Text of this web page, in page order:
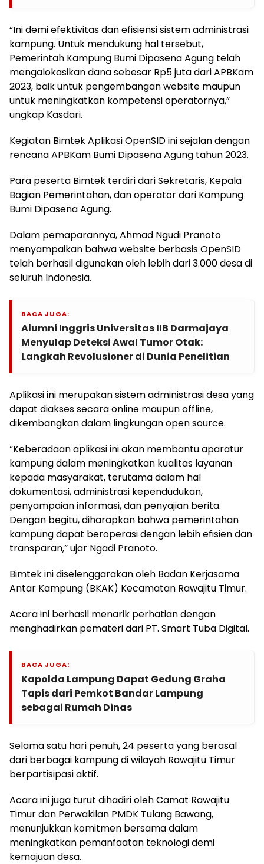
“Ini demi efektivitas dan efisiensi sistem administrasi
kampung. Untuk mendukung hal tersebut,
Pemerintah Kampung Bumi Dipasena Agung telah
mengalokasikan dana sebesar Rp5 juta dari APBKam
2023, baik untuk pengembangan website maupun
untuk meningkatkan kompetensi operatornya,”
ungkap Kasdari.
Kegiatan Bimtek Aplikasi OpenSID ini sejalan dengan
rencana APBKam Bumi Dipasena Agung tahun 2023.
Para peserta Bimtek terdiri dari Sekretaris, Kepala
Bagian Pemerintahan, dan operator dari Kampung
Bumi Dipasena Agung.
Dalam pemaparannya, Ahmad Ngudi Pranoto
menyampaikan bahwa website berbasis OpenSID
telah berhasil digunakan oleh lebih dari 3.000 desa di
seluruh Indonesia.
BACA JUGA:
Alumni Inggris Universitas IIB Darmajaya
Menyulap Deteksi Awal Tumor Otak:
Langkah Revolusioner di Dunia Penelitian
Aplikasi ini merupakan sistem administrasi desa yang
dapat diakses secara online maupun offline,
dikembangkan dalam lingkungan open source.
“Keberadaan aplikasi ini akan membantu aparatur
kampung dalam meningkatkan kualitas layanan
kepada masyarakat, terutama dalam hal
dokumentasi, administrasi kependudukan,
penyampaian informasi, dan penyajian berita.
Dengan begitu, diharapkan bahwa pemerintahan
kampung dapat beroperasi dengan lebih efisien dan
transparan,” ujar Ngadi Pranoto.
Bimtek ini diselenggarakan oleh Badan Kerjasama
Antar Kampung (BKAK) Kecamatan Rawajitu Timur.
Acara ini berhasil menarik perhatian dengan
menghadirkan pemateri dari PT. Smart Tuba Digital.
BACA JUGA:
Kapolda Lampung Dapat Gedung Graha
Tapis dari Pemkot Bandar Lampung
sebagai Rumah Dinas
Selama satu hari penuh, 24 peserta yang berasal
dari berbagai kampung di wilayah Rawajitu Timur
berpartisipasi aktif.
Acara ini juga turut dihadiri oleh Camat Rawajitu
Timur dan Perwakilan PMDK Tulang Bawang,
menunjukkan komitmen bersama dalam
meningkatkan pemanfaatan teknologi demi
kemajuan desa.